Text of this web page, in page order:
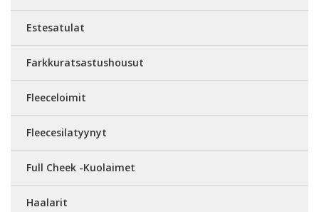
Estesatulat
Farkkuratsastushousut
Fleeceloimit
Fleecesilatyynyt
Full Cheek -Kuolaimet
Haalarit